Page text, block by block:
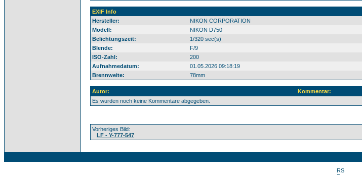
EXIF Info
Hersteller:
NIKON CORPORATION
Modell:
NIKON D750
Belichtungszeit:
1/320 sec(s)
Blende:
F/9
ISO-Zahl:
200
Aufnahmedatum:
01.05.2026 09:18:19
Brennweite:
78mm
Autor:
Kommentar:
Es wurden noch keine Kommentare abgegeben.
Vorheriges Bild:
LF - Y-777-547